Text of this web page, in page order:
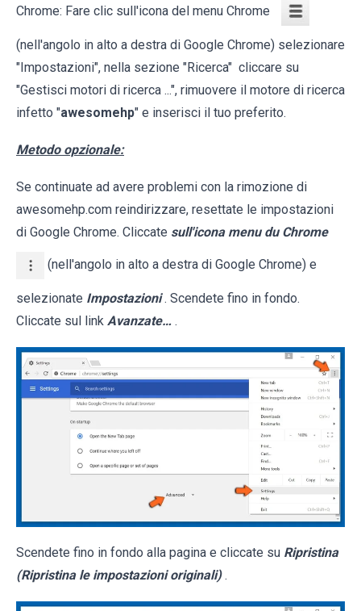
Chrome: Fare clic sull'icona del menu Chrome
(nell'angolo in alto a destra di Google Chrome) selezionare
"Impostazioni", nella sezione "Ricerca" cliccare su
"Gestisci motori di ricerca ...", rimuovere il motore di ricerca
infetto "awesomehp" e inserisci il tuo preferito.
Metodo opzionale:
Se continuate ad avere problemi con la rimozione di
awesomehp.com reindirizzare, resettate le impostazioni
di Google Chrome. Cliccate sull'icona menu du Chrome
(nell'angolo in alto a destra di Google Chrome) e
selezionate Impostazioni . Scendete fino in fondo.
Cliccate sul link Avanzate… .
Scendete fino in fondo alla pagina e cliccate su Ripristina
(Ripristina le impostazioni originali) .